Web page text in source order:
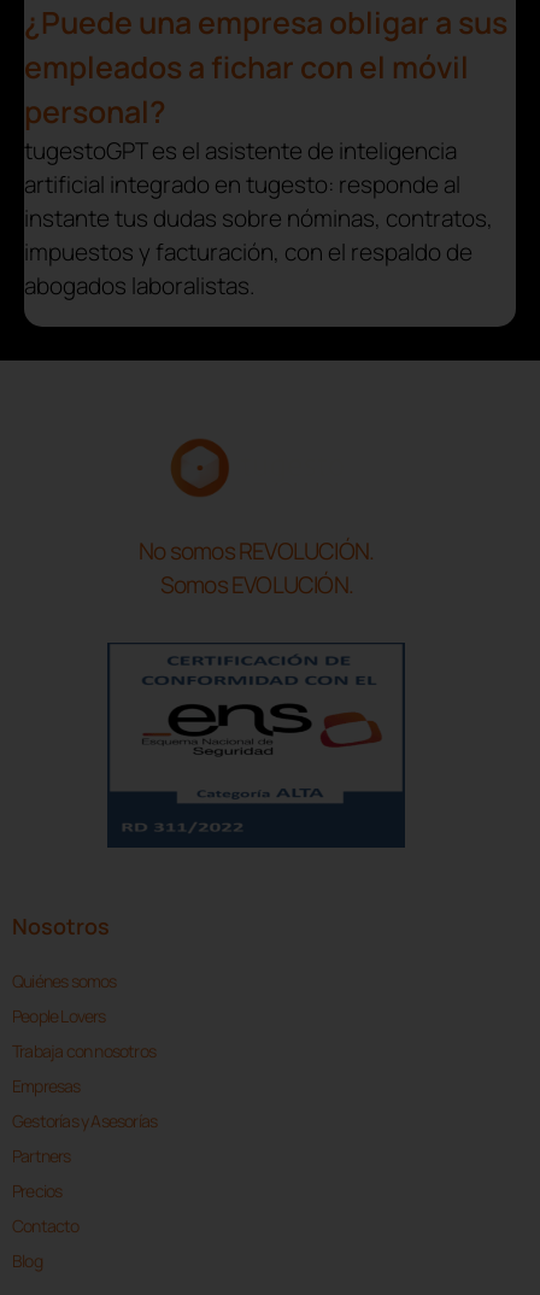
¿Puede una empresa obligar a sus
empleados a fichar con el móvil
personal?
tugestoGPT es el asistente de inteligencia
artificial integrado en tugesto: responde al
instante tus dudas sobre nóminas, contratos,
impuestos y facturación, con el respaldo de
abogados laboralistas.
No somos REVOLUCIÓN.
Somos EVOLUCIÓN.
Nosotros
Quiénes somos
People Lovers
Trabaja con nosotros
Empresas
Gestorías y Asesorías
Partners
Precios
Contacto
Blog